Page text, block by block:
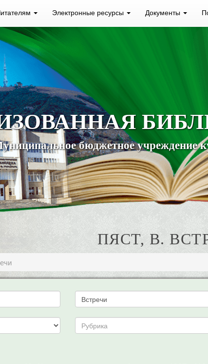
Электронные ресурсы Документы
бюджетное учреждение
ПЯСТ, В.